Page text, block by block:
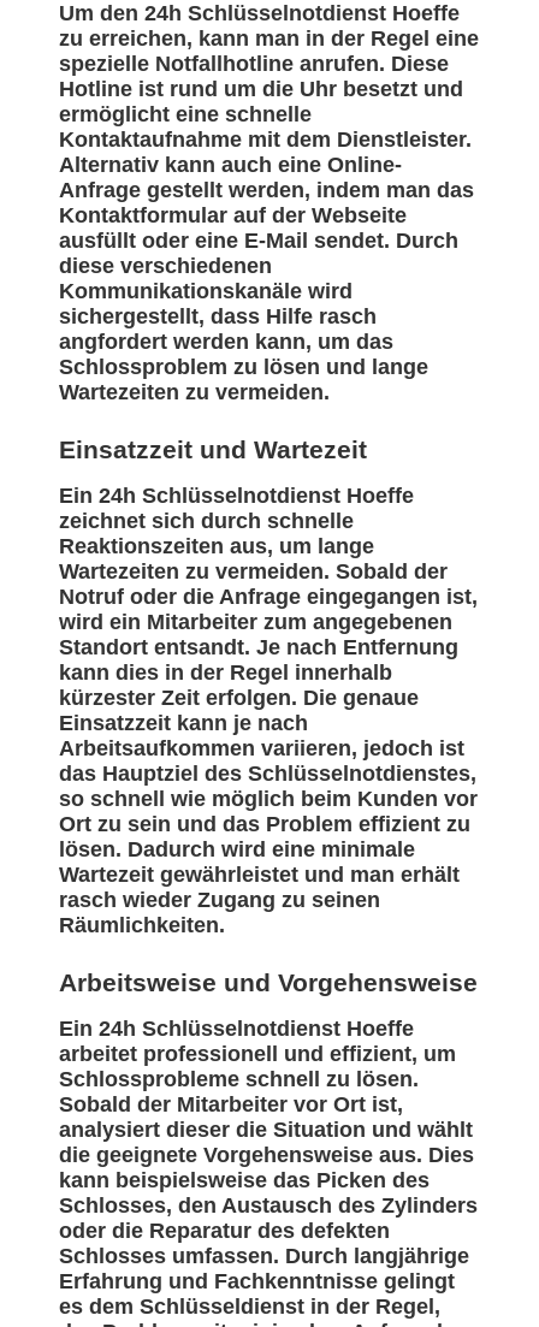
Um den 24h Schlüsselnotdienst Hoeffe
zu erreichen, kann man in der Regel eine
spezielle Notfallhotline anrufen. Diese
Hotline ist rund um die Uhr besetzt und
ermöglicht eine schnelle
Kontaktaufnahme mit dem Dienstleister.
Alternativ kann auch eine Online-
Anfrage gestellt werden, indem man das
Kontaktformular auf der Webseite
ausfüllt oder eine E-Mail sendet. Durch
diese verschiedenen
Kommunikationskanäle wird
sichergestellt, dass Hilfe rasch
angfordert werden kann, um das
Schlossproblem zu lösen und lange
Wartezeiten zu vermeiden.
Einsatzzeit und Wartezeit
Ein 24h Schlüsselnotdienst Hoeffe
zeichnet sich durch schnelle
Reaktionszeiten aus, um lange
Wartezeiten zu vermeiden. Sobald der
Notruf oder die Anfrage eingegangen ist,
wird ein Mitarbeiter zum angegebenen
Standort entsandt. Je nach Entfernung
kann dies in der Regel innerhalb
kürzester Zeit erfolgen. Die genaue
Einsatzzeit kann je nach
Arbeitsaufkommen variieren, jedoch ist
das Hauptziel des Schlüsselnotdienstes,
so schnell wie möglich beim Kunden vor
Ort zu sein und das Problem effizient zu
lösen. Dadurch wird eine minimale
Wartezeit gewährleistet und man erhält
rasch wieder Zugang zu seinen
Räumlichkeiten.
Arbeitsweise und Vorgehensweise
Ein 24h Schlüsselnotdienst Hoeffe
arbeitet professionell und effizient, um
Schlossprobleme schnell zu lösen.
Sobald der Mitarbeiter vor Ort ist,
analysiert dieser die Situation und wählt
die geeignete Vorgehensweise aus. Dies
kann beispielsweise das Picken des
Schlosses, den Austausch des Zylinders
oder die Reparatur des defekten
Schlosses umfassen. Durch langjährige
Erfahrung und Fachkenntnisse gelingt
es dem Schlüsseldienst in der Regel,